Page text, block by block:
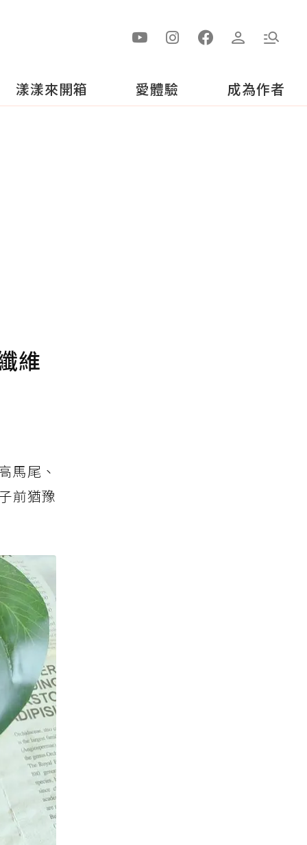
漾漾來開箱 愛體驗 成為作者
維
馬尾、
前猶豫